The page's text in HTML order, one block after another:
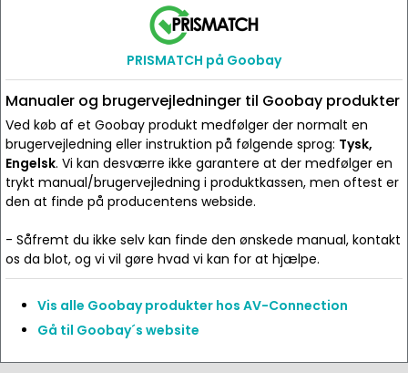
PRISMATCH på Goobay
Manualer og brugervejledninger til Goobay produkter
Ved køb af et Goobay produkt medfølger der normalt en
brugervejledning eller instruktion på følgende sprog: Tysk,
Engelsk. Vi kan desværre ikke garantere at der medfølger en
trykt manual/brugervejledning i produktkassen, men oftest er
den at finde på producentens webside.
- Såfremt du ikke selv kan finde den ønskede manual, kontakt
os da blot, og vi vil gøre hvad vi kan for at hjælpe.
Vis alle Goobay produkter hos AV-Connection
Gå til Goobay´s website